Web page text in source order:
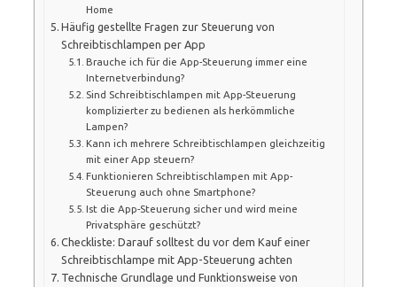
Home
Häufig gestellte Fragen zur Steuerung von
Schreibtischlampen per App
Brauche ich für die App-Steuerung immer eine
Internetverbindung?
Sind Schreibtischlampen mit App-Steuerung
komplizierter zu bedienen als herkömmliche
Lampen?
Kann ich mehrere Schreibtischlampen gleichzeitig
mit einer App steuern?
Funktionieren Schreibtischlampen mit App-
Steuerung auch ohne Smartphone?
Ist die App-Steuerung sicher und wird meine
Privatsphäre geschützt?
Checkliste: Darauf solltest du vor dem Kauf einer
Schreibtischlampe mit App-Steuerung achten
Technische Grundlage und Funktionsweise von